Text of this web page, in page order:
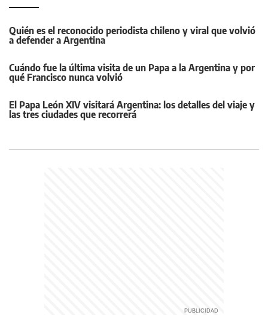
Quién es el reconocido periodista chileno y viral que volvió
a defender a Argentina
Cuándo fue la última visita de un Papa a la Argentina y por
qué Francisco nunca volvió
El Papa León XIV visitará Argentina: los detalles del viaje y
las tres ciudades que recorrerá